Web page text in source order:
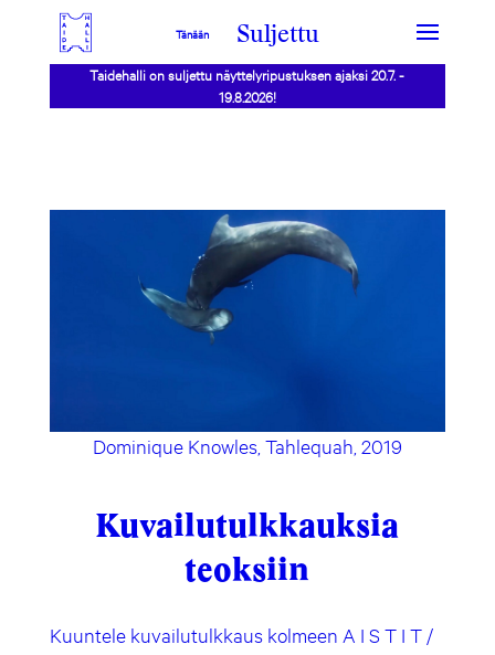
Tänään Suljettu
Taidehalli on suljettu näyttelyripustuksen ajaksi 20.7. -
19.8.2026!
Dominique Knowles, Tahlequah, 2019
Kuvailutulkkauksia
teoksiin
Kuuntele kuvailutulkkaus kolmeen A I S T I T /